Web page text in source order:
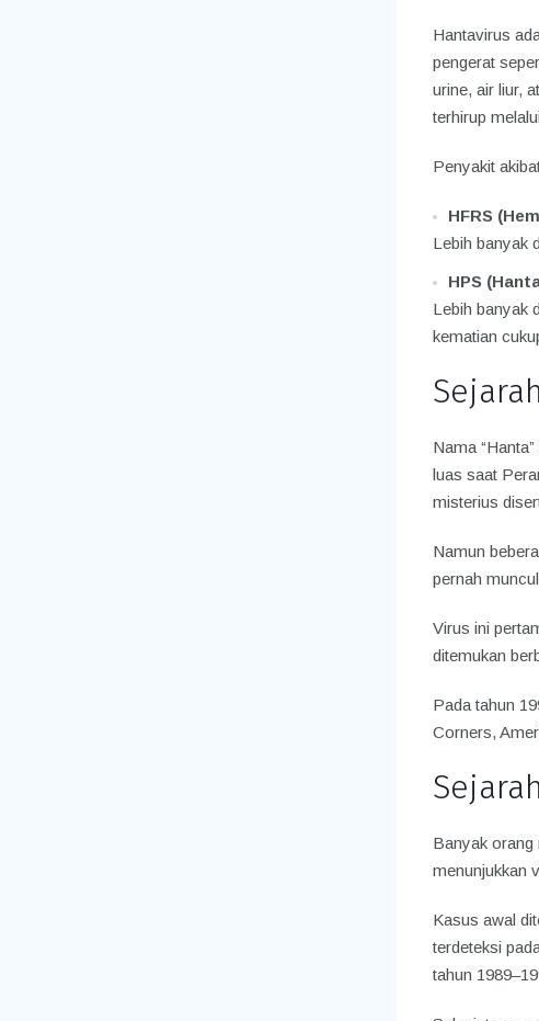
Hantavirus
pengerat
urine, air liur,
terhirup
Penyakit
HFRS
Lebih banyak
HPS
Lebih banyak
kematian
Nama
luas saat
misterius
Namun
pernah
Virus ini
ditemukan
Pada tahun
Corners,
Banyak orang
menunjukkan
Kasus awal
terdeteksi
tahun